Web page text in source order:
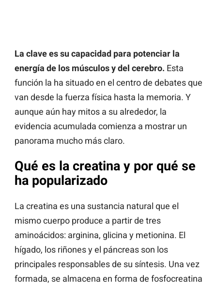
La clave es su capacidad para potenciar la
energía de los músculos y del cerebro. Esta
función la ha situado en el centro de debates que
van desde la fuerza física hasta la memoria. Y
aunque aún hay mitos a su alrededor, la
evidencia acumulada comienza a mostrar un
panorama mucho más claro.
Qué es la creatina y por qué se
ha popularizado
La creatina es una sustancia natural que el
mismo cuerpo produce a partir de tres
aminoácidos: arginina, glicina y metionina. El
hígado, los riñones y el páncreas son los
principales responsables de su síntesis. Una vez
formada, se almacena en forma de fosfocreatina